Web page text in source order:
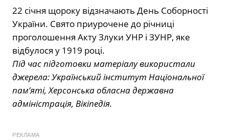
22 січня щороку відзначають День Соборності
України. Свято приурочене до річниці
проголошення Акту Злуки УНР і ЗУНР, яке
відбулося у 1919 році.
Під час підготовки матеріалу використали
джерела: Український інститут Національної
пам’яті, Херсонська обласна державна
адміністрація, Вікіпедія.
РЕКЛАМА